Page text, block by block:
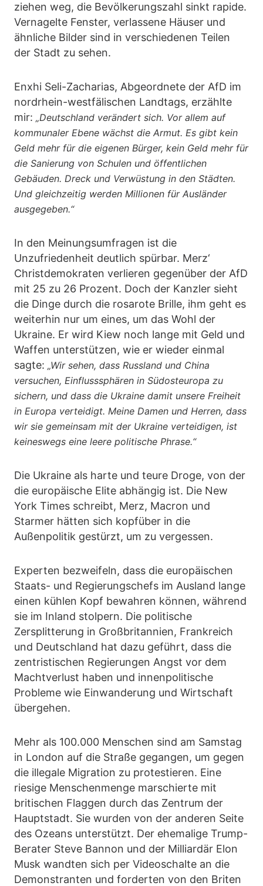
ziehen weg, die Bevölkerungszahl sinkt rapide.
Vernagelte Fenster, verlassene Häuser und
ähnliche Bilder sind in verschiedenen Teilen
der Stadt zu sehen.
Enxhi Seli-Zacharias, Abgeordnete der AfD im
nordrhein-westfälischen Landtags, erzählte
mir: „Deutschland verändert sich. Vor allem auf
kommunaler Ebene wächst die Armut. Es gibt kein
Geld mehr für die eigenen Bürger, kein Geld mehr für
die Sanierung von Schulen und öffentlichen
Gebäuden. Dreck und Verwüstung in den Städten.
Und gleichzeitig werden Millionen für Ausländer
ausgegeben.“
In den Meinungsumfragen ist die
Unzufriedenheit deutlich spürbar. Merz‘
Christdemokraten verlieren gegenüber der AfD
mit 25 zu 26 Prozent. Doch der Kanzler sieht
die Dinge durch die rosarote Brille, ihm geht es
weiterhin nur um eines, um das Wohl der
Ukraine. Er wird Kiew noch lange mit Geld und
Waffen unterstützen, wie er wieder einmal
sagte: „Wir sehen, dass Russland und China
versuchen, Einflusssphären in Südosteuropa zu
sichern, und dass die Ukraine damit unsere Freiheit
in Europa verteidigt. Meine Damen und Herren, dass
wir sie gemeinsam mit der Ukraine verteidigen, ist
keineswegs eine leere politische Phrase.“
Die Ukraine als harte und teure Droge, von der
die europäische Elite abhängig ist. Die New
York Times schreibt, Merz, Macron und
Starmer hätten sich kopfüber in die
Außenpolitik gestürzt, um zu vergessen.
Experten bezweifeln, dass die europäischen
Staats- und Regierungschefs im Ausland lange
einen kühlen Kopf bewahren können, während
sie im Inland stolpern. Die politische
Zersplitterung in Großbritannien, Frankreich
und Deutschland hat dazu geführt, dass die
zentristischen Regierungen Angst vor dem
Machtverlust haben und innenpolitische
Probleme wie Einwanderung und Wirtschaft
übergehen.
Mehr als 100.000 Menschen sind am Samstag
in London auf die Straße gegangen, um gegen
die illegale Migration zu protestieren. Eine
riesige Menschenmenge marschierte mit
britischen Flaggen durch das Zentrum der
Hauptstadt. Sie wurden von der anderen Seite
des Ozeans unterstützt. Der ehemalige Trump-
Berater Steve Bannon und der Milliardär Elon
Musk wandten sich per Videoschalte an die
Demonstranten und forderten von den Briten